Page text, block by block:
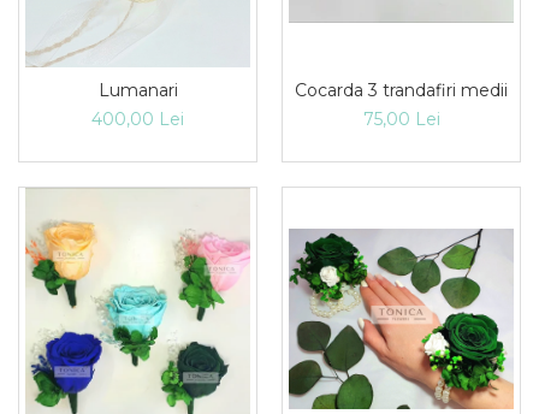
Lumanari
400,00 Lei
Cocarda 3 trandafiri medii
75,00 Lei